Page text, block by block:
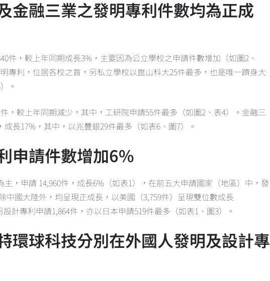
金融三業之發明專利件數均為正成
件，較上年同期成長3%，主要因為公立學校之申請件數增加（如圖2、
專利，位居各校之首，另私立學校以崑山科大25件最多，也是唯一躋身大
。
，較上年同期減少，其中，工研院申請55件最多（如圖2、表4）。金融三
長17%，其中，以兆豐銀29件最多（如表6、圖7）。
申請件數增加6%
，申請 14,960件，成長6%（如表1），在前五大申請國家（地區）中，發
中國大陸外，均呈現正成長，以美國（3,759件）呈現雙位數成長
設計專利申請1,864件，亦以日本申請519件最多（如表1、圖3）。
環球科技分別在外國人發明及設計專